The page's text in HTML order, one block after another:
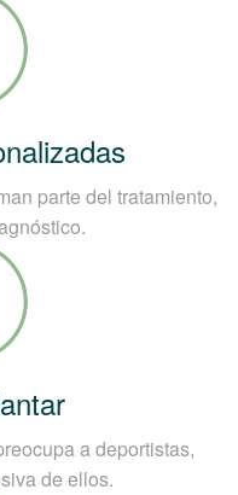
parte del tratamiento,
a deportistas,
de ellos.